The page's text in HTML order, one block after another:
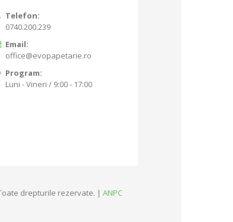
Telefon:
0740.200.239
Email:
office@evopapetarie.ro
Program:
Luni - Vineri / 9:00 - 17:00
drepturile rezervate. | ANPC